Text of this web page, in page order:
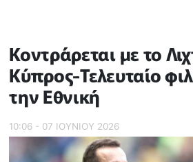
Κοντράρεται με το
Κύπρος-Τελευταίο
την Εθνική
10:06 - 07 ΙΟΥΝΙΟΥ 2026